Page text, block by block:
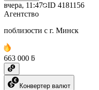
вчера, 11:47 ID 4181156
Агентство
поблизости с г. Минск
663 000 ƃ
Конвертер валют